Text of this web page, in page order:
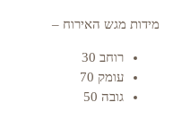
מידות מגש האירוח –
רוחב 30
עומק 70
גובה 50